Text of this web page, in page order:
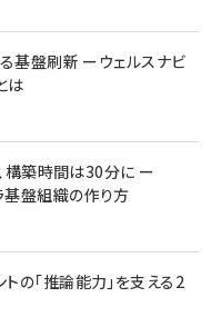
基盤刷新 ーウェルスナビ
は
構築時間は30分に ー
基盤組織の作り方
の「推論能力」を支える2